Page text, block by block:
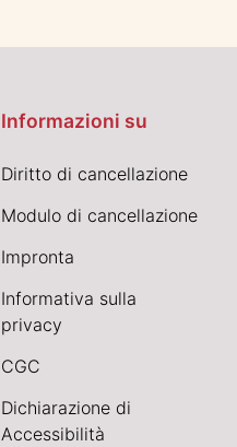
Informazioni su
Diritto di cancellazione
Modulo di cancellazione
Impronta
Informativa sulla
privacy
CGC
Dichiarazione di
Accessibilità